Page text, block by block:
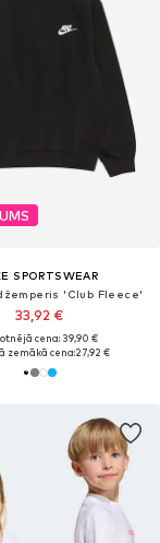
SPORTSWEAR
'Club Fleece'
33,92 €
cena: 39,90 €
zemākā cena:27,92 €